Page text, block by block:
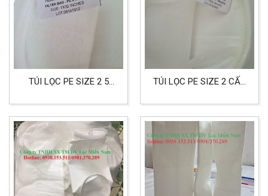
TÚI LỌC PE SIZE 2 5
THỰC PHẨM VÀ NƯỚC
GIẢI KHÁT
TÚI LỌC PE SIZE 2 CẤP
CHO LỌC SỮA, THỰC
PHẨM, LỌC NƯỚC